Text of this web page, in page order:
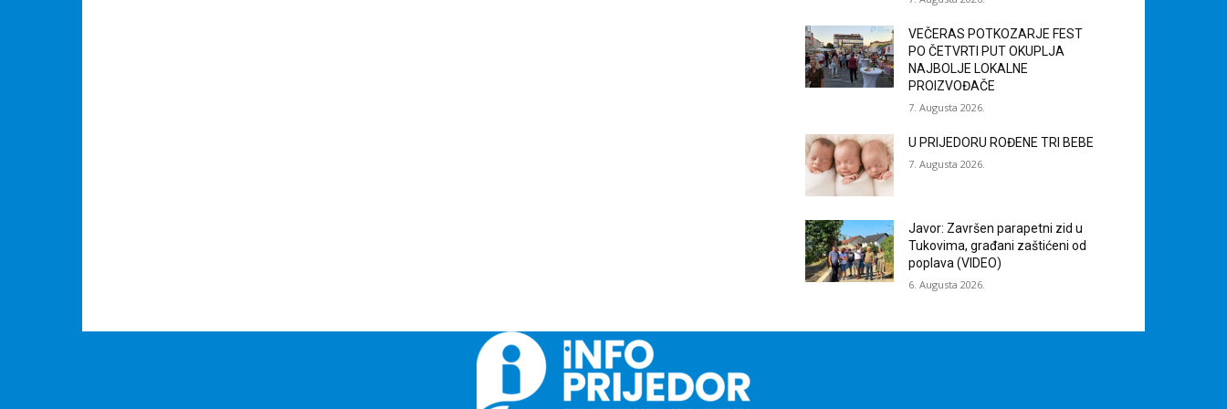
VEČERAS POTKOZARJE FEST
PO ČETVRTI PUT OKUPLJA
NAJBOLJE LOKALNE
PROIZVOĐAČE
7. Augusta 2026.
U PRIJEDORU ROĐENE TRI BEBE
7. Augusta 2026.
Javor: Završen parapetni zid u
Tukovima, građani zaštićeni od
poplava (VIDEO)
6. Augusta 2026.